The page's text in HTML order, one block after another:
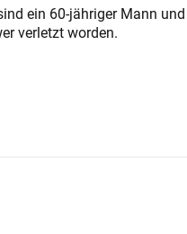
ein 60-jähriger Mann
verletzt worden.